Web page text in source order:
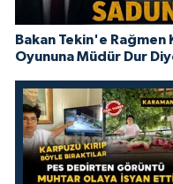
Bakan Tekin'e Rağmen
Oyununa Müdür Dur